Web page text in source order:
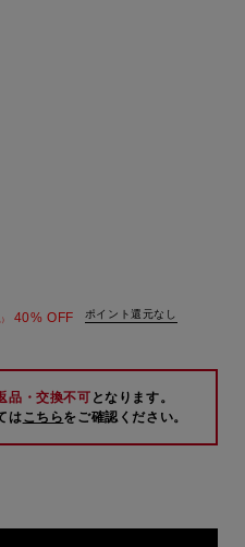
40% OFF ポイント還元なし
品・交換不可 となります。
はこちらをご確認ください。